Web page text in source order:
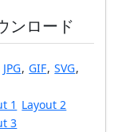
ンロード
JPG, GIF, SVG,
1 Layout 2
3